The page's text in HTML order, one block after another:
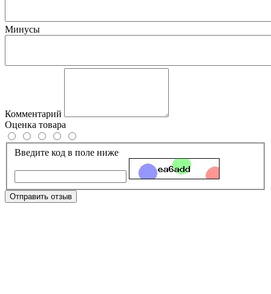
Минусы
Комментарий
Оценка товара
Введите код в поле ниже
Отправить отзыв